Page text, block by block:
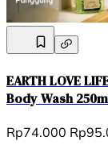
EARTH LOVE
Body Wash
Rp74.000